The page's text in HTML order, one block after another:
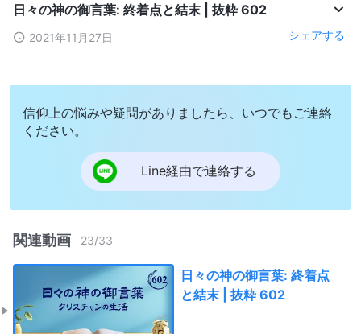
日々の神の御言葉: 終着点と結末 | 抜粋 602
2021年11月27日 シェアする
信仰上の悩みや疑問がありましたら、いつでもご連絡
ください。
Line経由で連絡する
関連動画 23/33
日々の神の御言葉: 終着点
と結末 | 抜粋 602